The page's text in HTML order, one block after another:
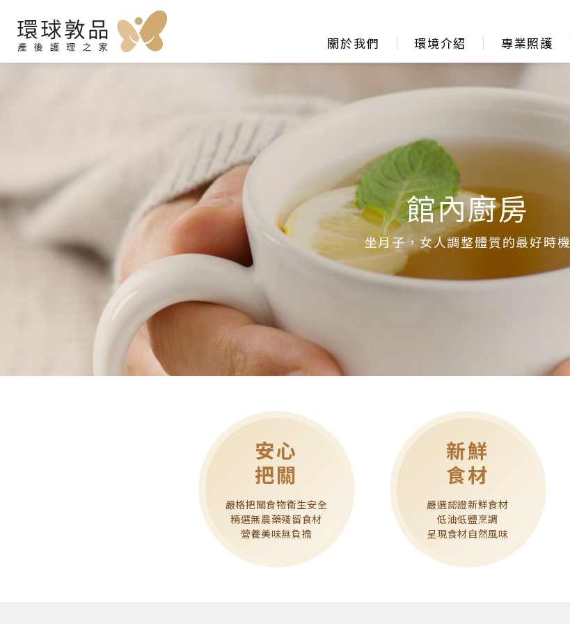
關於我們 環境介紹 專業照護
館內廚房
坐月子，女人調整體質的最好時機
安心
把關
嚴格把關食物衛生安全
精選無農藥殘留食材
營養美味無負擔
新鮮
食材
嚴選認證新鮮食材
低油低鹽烹調
呈現食材自然風味